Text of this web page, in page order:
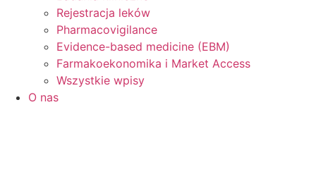
Rejestracja leków
Pharmacovigilance
Evidence-based medicine (EBM)
Farmakoekonomika i Market Access
Wszystkie wpisy
O nas